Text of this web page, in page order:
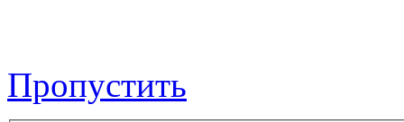
Пропустить